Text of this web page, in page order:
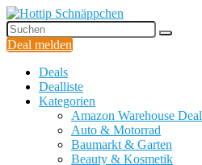
Deal melden
Deals
Dealliste
Kategorien
Amazon Warehouse Deal
Auto & Motorrad
Baumarkt & Garten
Beauty & Kosmetik